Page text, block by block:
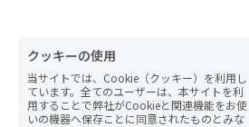
クッキーの使用
当サイトでは、Cookie（クッキー）を利用し
ています。全てのユーザーは、本サイトを利
用することで弊社がCookieと関連機能をお使
いの機器へ保存ことに同意されたものとみな